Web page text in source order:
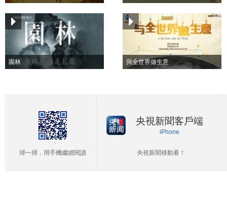
園林 與全世界做生意
掃一掃，用手機繼續閱讀
央視新聞客戶端
iPhone
央視新聞移動看！